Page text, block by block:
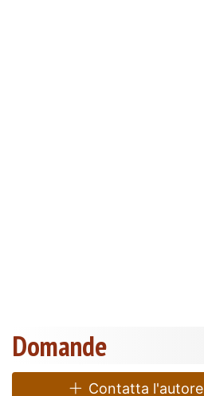
Domande
Contatta